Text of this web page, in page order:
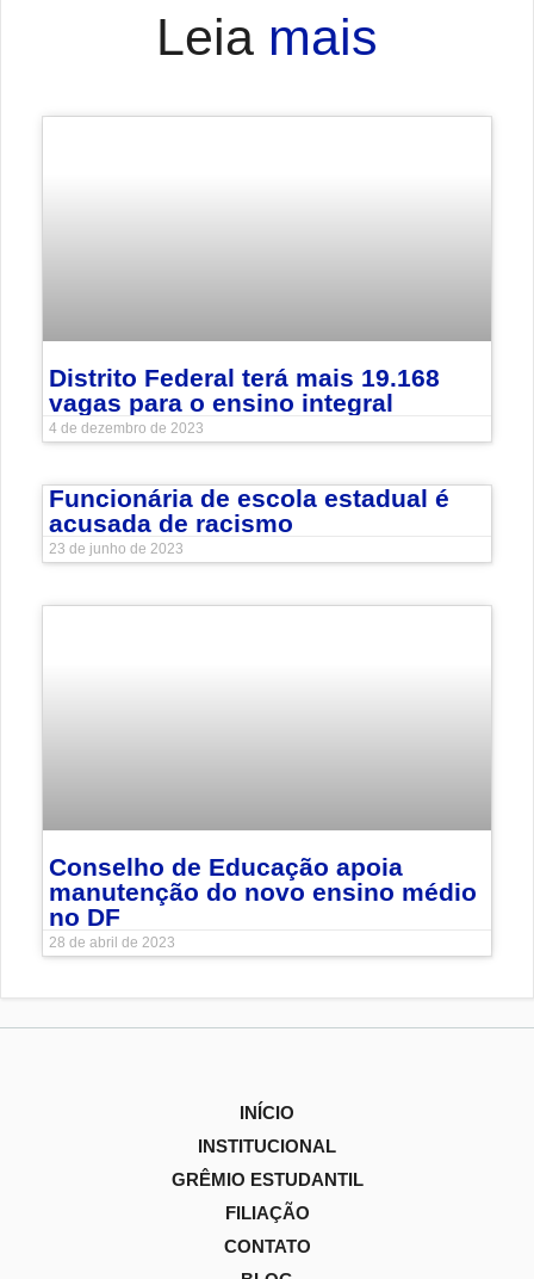
Leia mais
Distrito Federal terá mais 19.168
vagas para o ensino integral
4 de dezembro de 2023
Funcionária de escola estadual é
acusada de racismo
23 de junho de 2023
Conselho de Educação apoia
manutenção do novo ensino médio
no DF
28 de abril de 2023
INÍCIO
INSTITUCIONAL
GRÊMIO ESTUDANTIL
FILIAÇÃO
CONTATO